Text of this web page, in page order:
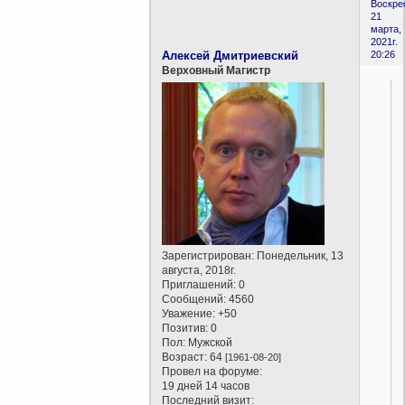
21
марта,
2021г.
20:26
Алексей Дмитриевский
Верховный Магистр
Зарегистрирован: Понедельник, 13
августа, 2018г.
Приглашений: 0
Сообщений: 4560
Уважение: +50
Позитив: 0
Пол: Мужской
Возраст: 64[1961-08-20]
Провел на форуме:
19 дней 14 часов
Последний визит: